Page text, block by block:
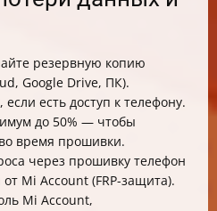
резервную копию
Google Drive, ПК).
есть доступ к телефону.
до 50% — чтобы
время прошивки.
через прошивку телефон
Mi Account (FRP-защита).
Mi Account,